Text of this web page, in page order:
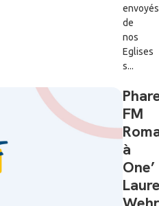
envoyés
de
nos
Eglises
s...
FM
à
One’